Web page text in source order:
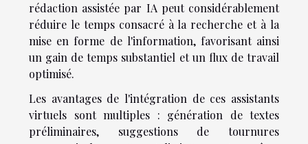
rédaction assistée par IA peut considérablement
réduire le temps consacré à la recherche et à la
mise en forme de l'information, favorisant ainsi
un gain de temps substantiel et un flux de travail
optimisé.
Les avantages de l'intégration de ces assistants
virtuels sont multiples : génération de textes
préliminaires, suggestions de tournures